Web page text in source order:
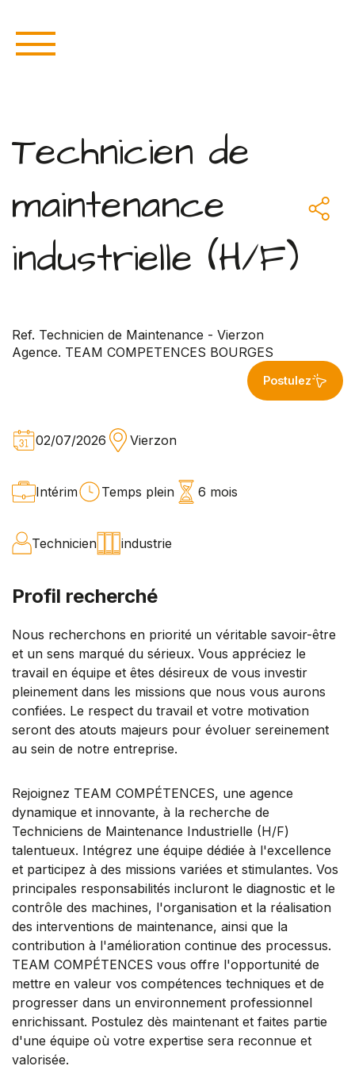
Technicien de
maintenance
industrielle (H/F)
Ref. Technicien de Maintenance - Vierzon
Agence. TEAM COMPETENCES BOURGES
Postulez
02/07/2026 Vierzon
Intérim Temps plein 6 mois
Technicien industrie
Profil recherché
Nous recherchons en priorité un véritable savoir-être
et un sens marqué du sérieux. Vous appréciez le
travail en équipe et êtes désireux de vous investir
pleinement dans les missions que nous vous aurons
confiées. Le respect du travail et votre motivation
seront des atouts majeurs pour évoluer sereinement
au sein de notre entreprise.
Rejoignez TEAM COMPÉTENCES, une agence
dynamique et innovante, à la recherche de
Techniciens de Maintenance Industrielle (H/F)
talentueux. Intégrez une équipe dédiée à l'excellence
et participez à des missions variées et stimulantes. Vos
principales responsabilités incluront le diagnostic et le
contrôle des machines, l'organisation et la réalisation
des interventions de maintenance, ainsi que la
contribution à l'amélioration continue des processus.
TEAM COMPÉTENCES vous offre l'opportunité de
mettre en valeur vos compétences techniques et de
progresser dans un environnement professionnel
enrichissant. Postulez dès maintenant et faites partie
d'une équipe où votre expertise sera reconnue et
valorisée.